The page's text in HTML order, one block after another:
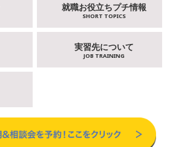
就職お役立ちプチ情報
SHORT TOPICS
実習先について
JOB TRAINING